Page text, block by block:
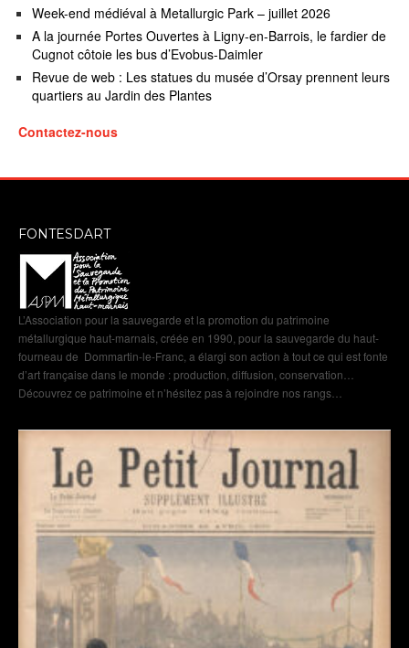
Week-end médiéval à Metallurgic Park – juillet 2026
A la journée Portes Ouvertes à Ligny-en-Barrois, le fardier de
Cugnot côtoie les bus d’Evobus-Daimler
Revue de web : Les statues du musée d’Orsay prennent leurs
quartiers au Jardin des Plantes
Contactez-nous
FONTESDART
L’Association pour la sauvegarde et la promotion du patrimoine
métallurgique haut-marnais, créée en 1990, pour la sauvegarde du haut-
fourneau de Dommartin-le-Franc, a élargi son action à tout ce qui est fonte
d’art française dans le monde : production, diffusion, conservation…
Découvrez ce patrimoine et n’hésitez pas à rejoindre nos rangs…